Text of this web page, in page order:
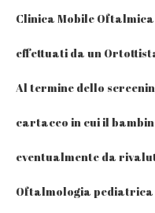
Clinica Mobile
effettuati da un
Al termine dello
cartaceo in cui il
eventualmente da
Oftalmologia